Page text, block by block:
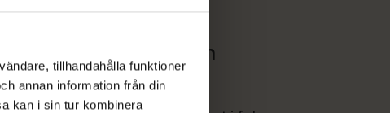
tillhandahålla funktioner
annan information från din
kan i sin tur kombinera
Med passion som
motivation